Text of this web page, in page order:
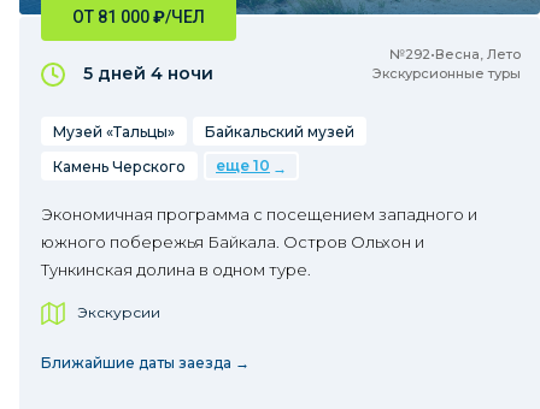
№292•Весна, Лето
Экскурсионные туры
ОТ 81 000₽/ЧЕЛ
5 дней 4 ночи
Музей «Тальцы»
Байкальский музей
Камень Черского
еще 10
Экономичная программа с посещением западного и
южного побережья Байкала. Остров Ольхон и
Тункинская долина в одном туре.
Экскурсии
Ближайшие даты заезда →